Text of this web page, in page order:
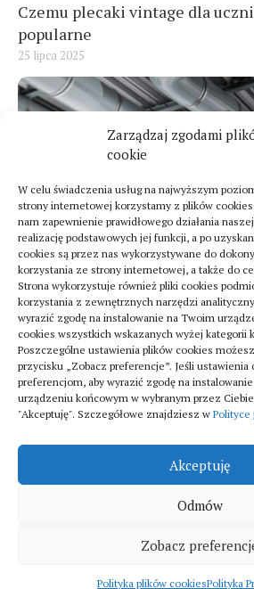
Zarządzaj zgodami
cookie
W celu świadczenia usług na najwyższym
strony internetowej korzystamy z plików
nam zapewnienie prawidłowego działania
realizację podstawowych jej funkcji, a po
cookies są przez nas wykorzystywane do
korzystania ze strony internetowej, a także do
Strona wykorzystuje również pliki cookies
korzystania z zewnętrznych narzędzi
wyrazić zgodę na instalowanie na Twoim
cookies wszystkich wskazanych wyżej kategorii
Poszczególne ustawienia plików cookies
przycisku „Zobacz preferencje”. Jeśli
preferencjom, aby wyrazić zgodę na
urządzeniu końcowym w wybranym przez
"Akceptuję". Szczegółowe znajdziesz w Polityce
Akceptuję
Odmów
Zobacz
Polityka plików cookiesPolityka
Czemu plecaki vintage dla
popularne
25 lipca 2025
Turystyka
Jak znaleźć dobrą firmę do
w szpitalach
20 lipca 2025
Fitka © 2026. All Rights